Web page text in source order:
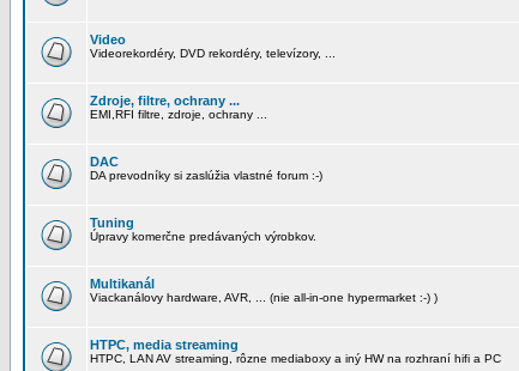
Video
Videorekordéry, DVD rekordéry, televízory, ...
Zdroje, filtre, ochrany ...
EMI,RFI filtre, zdroje, ochrany ...
DAC
DA prevodníky si zaslúžia vlastné forum :-)
Tuning
Úpravy komerčne predávaných výrobkov.
Multikanál
Viackanálovy hardware, AVR, ... (nie all-in-one hypermarket :-) )
HTPC, media streaming
HTPC, LAN AV streaming, rôzne mediaboxy a iný HW na rozhraní hifi a PC